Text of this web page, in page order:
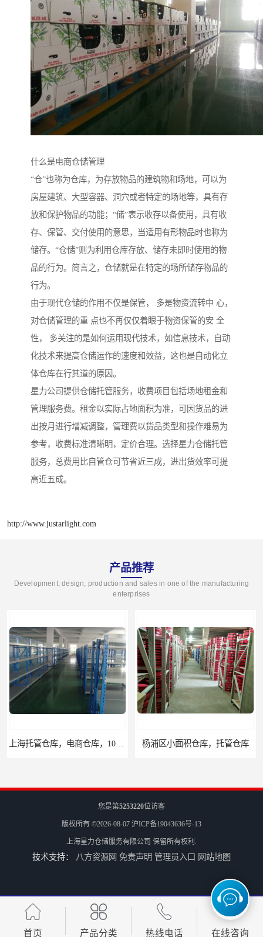
什么是电商仓储管理
“仓”也称为仓库，为存放物品的建筑物和场地，可以为
房屋建筑、大型容器、洞穴或者特定的场地等，具有存
放和保护物品的功能；“储”表示收存以备使用，具有收
存、保管、交付使用的意思，当适用有形物品时也称为
储存。“仓储”则为利用仓库存放、储存未即时使用的物
品的行为。简言之，仓储就是在特定的场所储存物品的
行为。
由于现代仓储的作用不仅是保管， 多是物资流转中 心，
对仓储管理的重 点也不再仅仅着眼于物资保管的安 全
性， 多关注的是如何运用现代技术，如信息技术，自动
化技术来提高仓储运作的速度和效益，这也是自动化立
体仓库在行其道的原因。
星力公司提供仓储托管服务，收费项目包括场地租金和
管理服务费。租金以实际占地面积为准，可因货品的进
出按月进行增减调整，管理费以货品类型和操作难易为
参考，收费标准清晰明，定价合理。选择星力仓储托管
服务，总费用比自管仓可节省近三成，进出货效率可提
高近五成。
http://www.justarlight.com
产品推荐
Development, design, production and sales in one of the manufacturing
enterprises
杨浦区小面积仓库，托管仓库
宝山区小面积托管仓库，电商仓库
您是第5253220位访客
版权所有 ©2026-08-07 沪ICP备19043636号-13
上海星力仓储服务有限公司 保留所有权利.
技术支持： 八方资源网 免责声明 管理员入口 网站地图
首页 产品分类 热线电话 在线咨询